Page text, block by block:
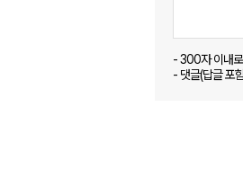
- 300자 이내
- 댓글(답글 포